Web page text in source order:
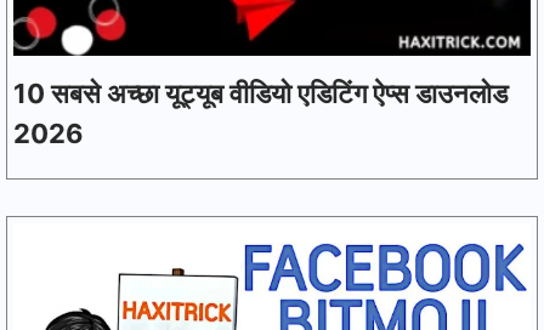
10 सबसे अच्छा यूट्यूब वीडियो एडिटिंग ऐप्स डाउनलोड
2026